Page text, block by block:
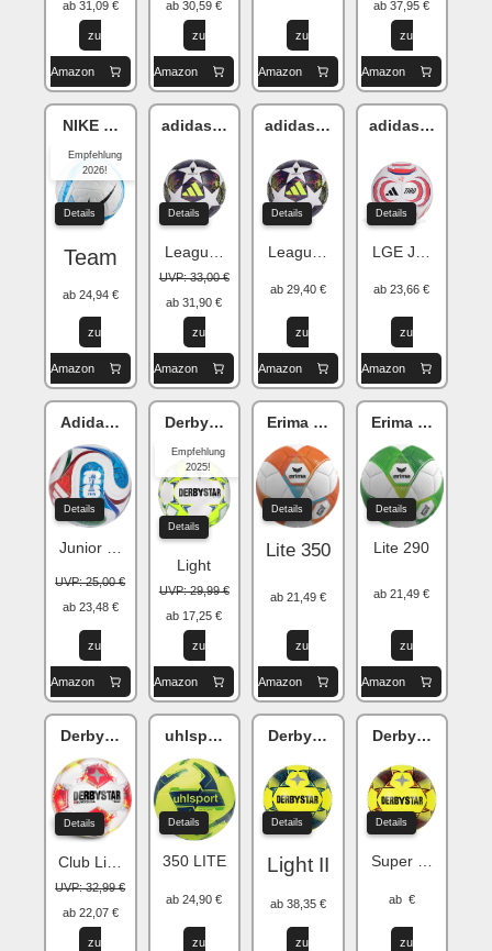
ab 31,09 €
zu
Amazon
ab 30,59 €
zu
Amazon
zu
Amazon
ab 37,95 €
zu
Amazon
NIKE Academy Light
Empfehlung
2026!
Details
Team
ab 24,94 €
zu
Amazon
adidas Champions League
Details
League J350
UVP: 33,00 €
ab 31,90 €
zu
Amazon
adidas Champions League
Details
League J290
ab 29,40 €
zu
Amazon
adidas TIRO
Details
LGE J350
ab 23,66 €
zu
Amazon
Adidas Trionda
Details
Junior 290
UVP: 25,00 €
ab 23,48 €
zu
Amazon
Derbystar Apus v24
Empfehlung
2025!
Details
Light
UVP: 29,99 €
ab 17,25 €
zu
Amazon
Erima HYBRID
Details
Lite 350
ab 21,49 €
zu
Amazon
Erima Hybrid
Details
Lite 290
ab 21,49 €
zu
Amazon
Derbystar Bundesliga v25
Details
Club Light
UVP: 32,99 €
ab 22,07 €
zu
uhlsport Synergy
Details
350 LITE
ab 24,90 €
zu
Derbystar Classic AG TT
Details
Light II
ab 38,35 €
zu
Derbystar
Details
Super Light II
ab €
zu